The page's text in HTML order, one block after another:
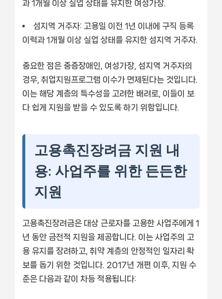
과 1개월 이상 실업 상태를 유지한 여성가장.
섬지역 거주자: 고용일 이전 1년 이내에 구직 등록
이력과 1개월 이상 실업 상태를 유지한 섬지역 거주자.
중요한 점은 중증장애인, 여성가장, 섬지역 거주자의
경우, 취업지원프로그램 이수가 면제된다는 것입니다.
이는 해당 계층의 특수성을 고려한 배려로, 이들이 보
다 쉽게 지원을 받을 수 있도록 하기 위함입니다.
고용촉진장려금 지원 내
용: 사업주를 위한 든든한
지원
고용촉진장려금은 대상 근로자를 고용한 사업주에게 1
년 동안 금전적 지원을 제공합니다. 이는 사업주의 고
용 유지를 장려하고, 취약 계층의 안정적인 일자리 확
보를 돕기 위한 것입니다. 2017년 개편 이후, 지원 수
준은 다음과 같이 차등 적용됩니다: